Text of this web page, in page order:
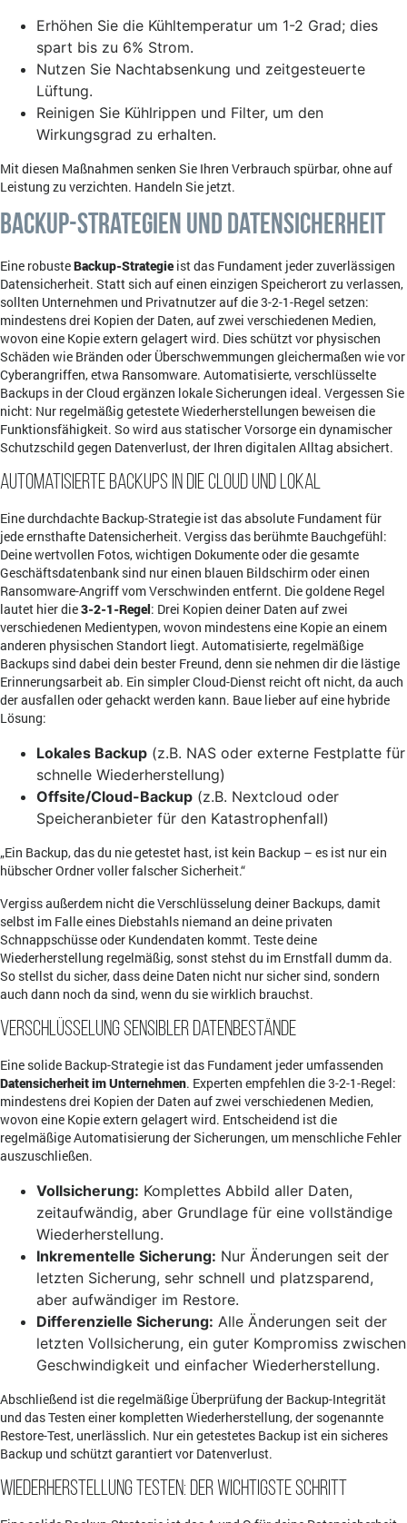
Erhöhen Sie die Kühltemperatur um 1-2 Grad; dies
spart bis zu 6% Strom.
Nutzen Sie Nachtabsenkung und zeitgesteuerte
Lüftung.
Reinigen Sie Kühlrippen und Filter, um den
Wirkungsgrad zu erhalten.
Mit diesen Maßnahmen senken Sie Ihren Verbrauch spürbar, ohne auf
Leistung zu verzichten. Handeln Sie jetzt.
Backup-Strategien und Datensicherheit
Eine robusteBackup-Strategie ist das Fundament jeder zuverlässigen
Datensicherheit. Statt sich auf einen einzigen Speicherort zu verlassen,
sollten Unternehmen und Privatnutzer auf die 3-2-1-Regel setzen:
mindestens drei Kopien der Daten, auf zwei verschiedenen Medien,
wovon eine Kopie extern gelagert wird. Dies schützt vor physischen
Schäden wie Bränden oder Überschwemmungen gleichermaßen wie vor
Cyberangriffen, etwa Ransomware. Automatisierte, verschlüsselte
Backups in der Cloud ergänzen lokale Sicherungen ideal. Vergessen Sie
nicht: Nur regelmäßig getestete Wiederherstellungen beweisen die
Funktionsfähigkeit. So wird aus statischer Vorsorge ein dynamischer
Schutzschild gegen Datenverlust, der Ihren digitalen Alltag absichert.
Automatisierte Backups in die Cloud und lokal
Eine durchdachte Backup-Strategie ist das absolute Fundament für
jede ernsthafte Datensicherheit. Vergiss das berühmte Bauchgefühl:
Deine wertvollen Fotos, wichtigen Dokumente oder die gesamte
Geschäftsdatenbank sind nur einen blauen Bildschirm oder einen
Ransomware-Angriff vom Verschwinden entfernt. Die goldene Regel
lautet hier die3-2-1-Regel: Drei Kopien deiner Daten auf zwei
verschiedenen Medientypen, wovon mindestens eine Kopie an einem
anderen physischen Standort liegt. Automatisierte, regelmäßige
Backups sind dabei dein bester Freund, denn sie nehmen dir die lästige
Erinnerungsarbeit ab. Ein simpler Cloud-Dienst reicht oft nicht, da auch
der ausfallen oder gehackt werden kann. Baue lieber auf eine hybride
Lösung:
Lokales Backup (z.B. NAS oder externe Festplatte für
schnelle Wiederherstellung)
Offsite/Cloud-Backup (z.B. Nextcloud oder
Speicheranbieter für den Katastrophenfall)
„Ein Backup, das du nie getestet hast, ist kein Backup – es ist nur ein
hübscher Ordner voller falscher Sicherheit.“
Vergiss außerdem nicht die Verschlüsselung deiner Backups, damit
selbst im Falle eines Diebstahls niemand an deine privaten
Schnappschüsse oder Kundendaten kommt. Teste deine
Wiederherstellung regelmäßig, sonst stehst du im Ernstfall dumm da.
So stellst du sicher, dass deine Daten nicht nur sicher sind, sondern
auch dann noch da sind, wenn du sie wirklich brauchst.
Verschlüsselung sensibler Datenbestände
Eine solide Backup-Strategie ist das Fundament jeder umfassenden
Datensicherheit im Unternehmen. Experten empfehlen die 3-2-1-Regel:
mindestens drei Kopien der Daten auf zwei verschiedenen Medien,
wovon eine Kopie extern gelagert wird. Entscheidend ist die
regelmäßige Automatisierung der Sicherungen, um menschliche Fehler
auszuschließen.
Vollsicherung: Komplettes Abbild aller Daten,
zeitaufwändig, aber Grundlage für eine vollständige
Wiederherstellung.
Inkrementelle Sicherung: Nur Änderungen seit der
letzten Sicherung, sehr schnell und platzsparend,
aber aufwändiger im Restore.
Differenzielle Sicherung: Alle Änderungen seit der
letzten Vollsicherung, ein guter Kompromiss zwischen
Geschwindigkeit und einfacher Wiederherstellung.
Abschließend ist die regelmäßige Überprüfung der Backup-Integrität
und das Testen einer kompletten Wiederherstellung, der sogenannte
Restore-Test, unerlässlich. Nur ein getestetes Backup ist ein sicheres
Backup und schützt garantiert vor Datenverlust.
Wiederherstellung testen: Der wichtigste Schritt